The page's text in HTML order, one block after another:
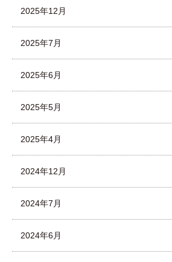
2025年12月
2025年7月
2025年6月
2025年5月
2025年4月
2024年12月
2024年7月
2024年6月